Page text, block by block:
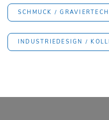
SCHMUCK /
INDUSTRIEDESIGN /